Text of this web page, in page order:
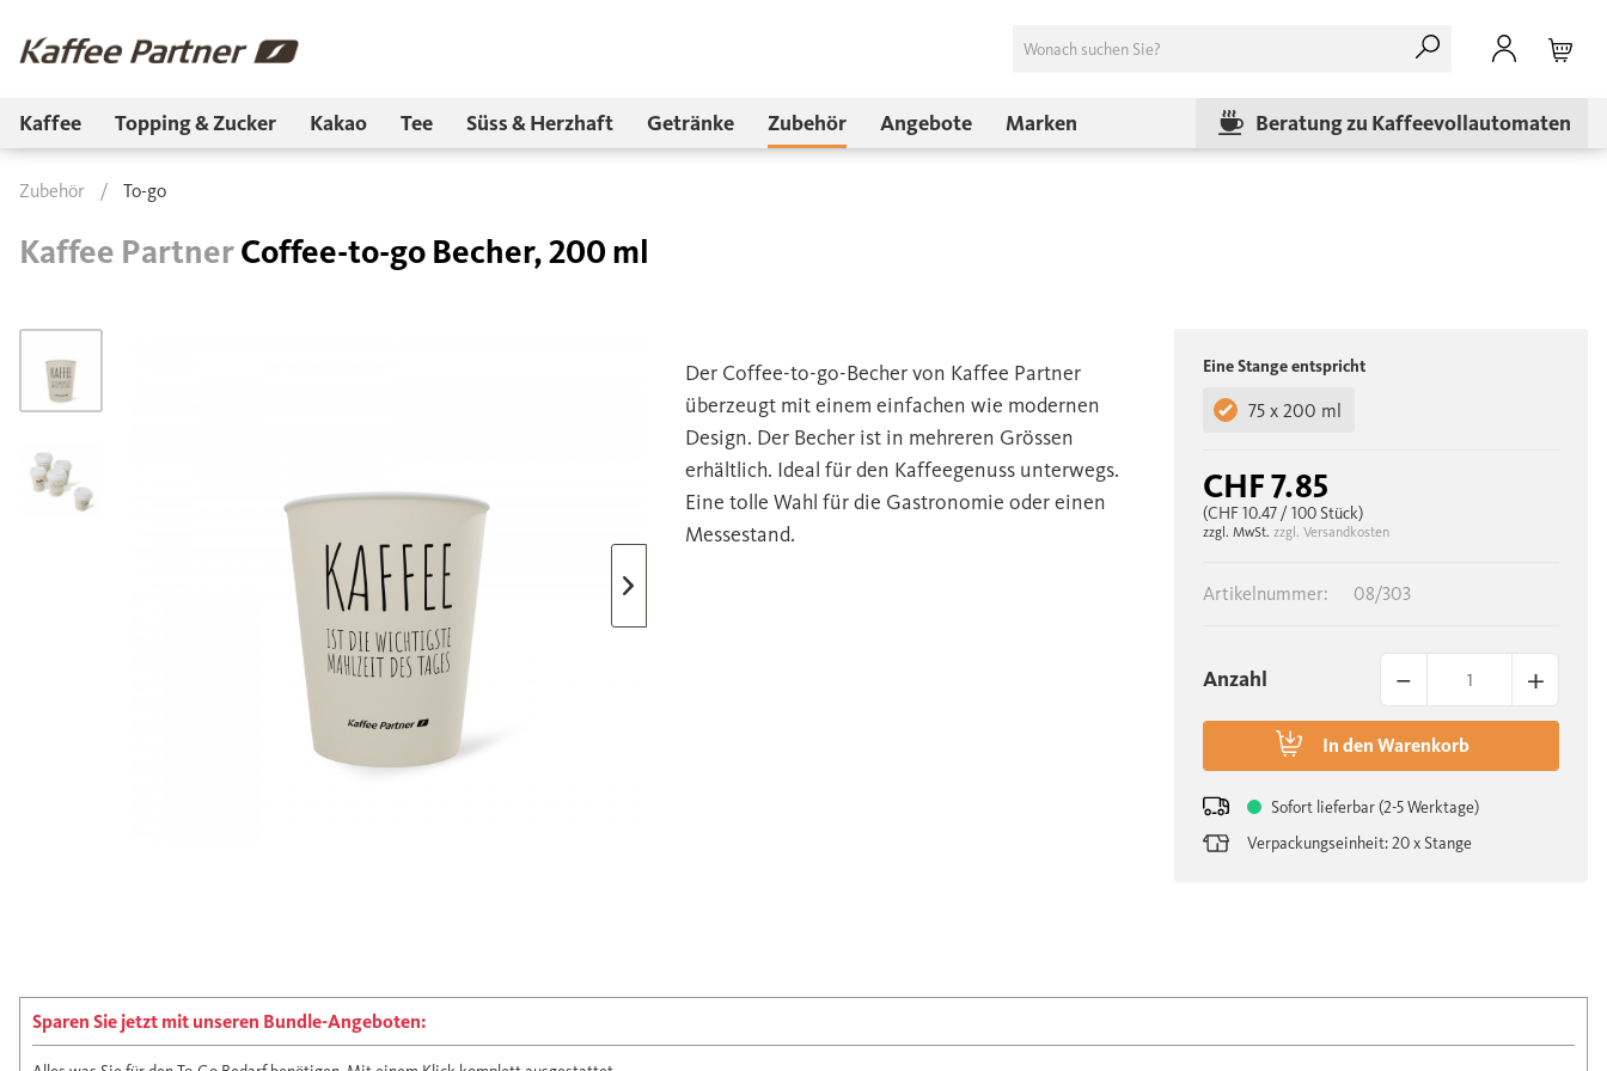
Kaffee Topping & Zucker Kakao Tee Süss & Herzhaft Getränke Zubehör Angebote Marken Beratung zu Kaffeevollautomaten
Zubehör / To-go
Kaffee PartnerCoffee-to-go Becher, 200 ml
Der Coffee-to-go-Becher von Kaffee Partner
überzeugt mit einem einfachen wie modernen
Design. Der Becher ist in mehreren Grössen
erhältlich. Ideal für den Kaffeegenuss unterwegs.
Eine tolle Wahl für die Gastronomie oder einen
Messestand.
Eine Stange entspricht
75 x 200 ml
CHF 7.85
(CHF 10.47/ 100 Stück)
zzgl. MwSt. zzgl. Versandkosten
Sofort lieferbar (2-5 Werktage)
Verpackungseinheit: 20 x Stange
Artikelnummer: 08/303
Anzahl – +
In den Warenkorb
Sparen Sie jetzt mit unseren Bundle-Angeboten: